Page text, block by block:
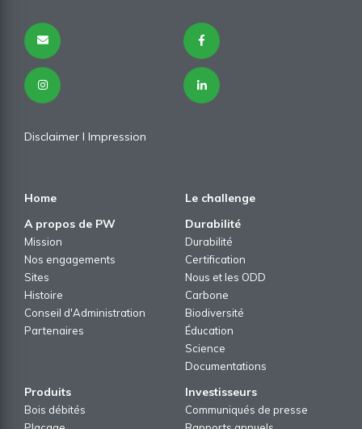
Disclaimer I Impression
Home
Le challenge
A propos de PW
Mission
Nos engagements
Sites
Histoire
Conseil d'Administration
Partenaires
Durabilité
Durabilité
Certification
Nous et les ODD
Carbone
Biodiversité
Éducation
Science
Documentations
Produits
Bois débités
Investisseurs
Communiqués de presse